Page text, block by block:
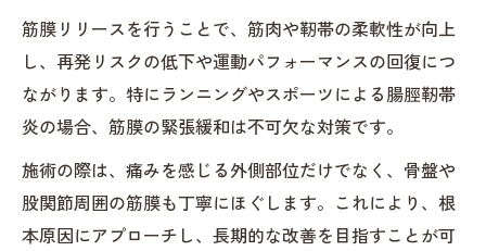
筋膜リリースを行うことで、筋肉や靭帯の柔軟性が向上
し、再発リスクの低下や運動パフォーマンスの回復につ
ながります。特にランニングやスポーツによる腸脛靭帯
炎の場合、筋膜の緊張緩和は不可欠な対策です。
施術の際は、痛みを感じる外側部位だけでなく、骨盤や
股関節周囲の筋膜も丁寧にほぐします。これにより、根
本原因にアプローチし、長期的な改善を目指すことが可